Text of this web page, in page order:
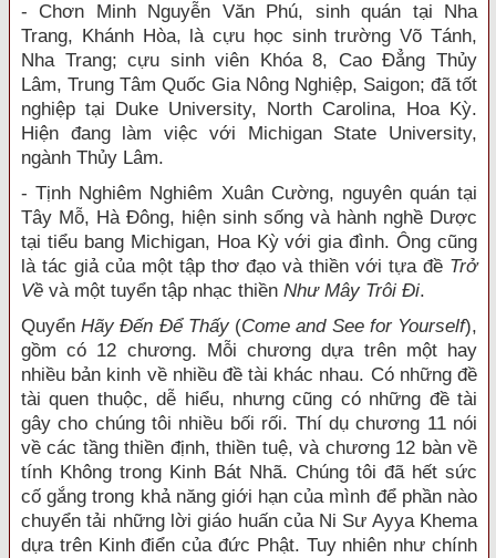
- Chơn Minh Nguyễn Văn Phú, sinh quán tại Nha
Trang, Khánh Hòa, là cựu học sinh trường Võ Tánh,
Nha Trang; cựu sinh viên Khóa 8, Cao Đẳng Thủy
Lâm, Trung Tâm Quốc Gia Nông Nghiệp, Saigon; đã tốt
nghiệp tại Duke University, North Carolina, Hoa Kỳ.
Hiện đang làm việc với Michigan State University,
ngành Thủy Lâm.
- Tịnh Nghiêm Nghiêm Xuân Cường, nguyên quán tại
Tây Mỗ, Hà Đông, hiện sinh sống và hành nghề Dược
tại tiểu bang Michigan, Hoa Kỳ với gia đình. Ông cũng
là tác giả của một tập thơ đạo và thiền với tựa đề Trở
Về và một tuyển tập nhạc thiền Như Mây Trôi Đi.
QuyểnHãy Đến Để Thấy (Come and See for Yourself),
gồm có 12 chương. Mỗi chương dựa trên một hay
nhiều bản kinh về nhiều đề tài khác nhau. Có những đề
tài quen thuộc, dễ hiểu, nhưng cũng có những đề tài
gây cho chúng tôi nhiều bối rối. Thí dụ chương 11 nói
về các tầng thiền định, thiền tuệ, và chương 12 bàn về
tính Không trong Kinh Bát Nhã. Chúng tôi đã hết sức
cố gắng trong khả năng giới hạn của mình để phần nào
chuyển tải những lời giáo huấn của Ni Sư Ayya Khema
dựa trên Kinh điển của đức Phật. Tuy nhiên như chính